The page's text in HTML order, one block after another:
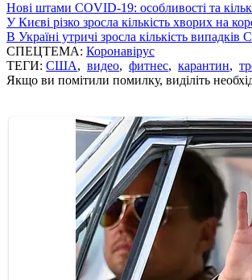
Нові штами COVID-19: особливості та
У Києві різко зросла кількість хворих на
В Україні утричі зросла кількість
СПЕЦТЕМА: Коронавірус
ТЕГИ: США, видео, фитнес, карантин,
Якщо ви помітили помилку, виділіть